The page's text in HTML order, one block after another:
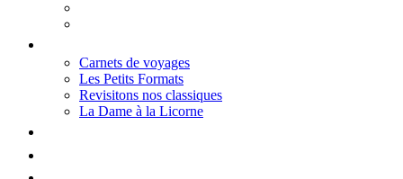
Carnets de voyages
Les Petits Formats
Revisitons nos classiques
La Dame à la Licorne